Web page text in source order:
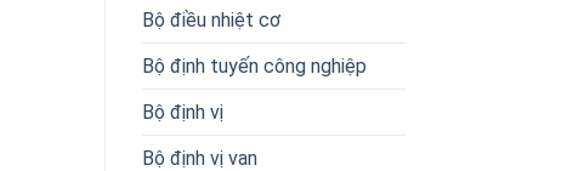
Bộ điều nhiệt cơ
Bộ định tuyến công nghiệp
Bộ định vị
Bộ định vị van